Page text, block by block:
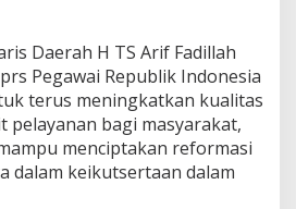
Daerah H TS Arif Fadillah
Pegawai Republik Indonesia
terus meningkatkan kualitas
pelayanan bagi masyarakat,
menciptakan reformasi
dalam keikutsertaan dalam